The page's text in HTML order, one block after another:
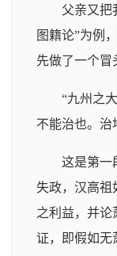
父亲又把
图籍论”为例
先做了一个冒
“九州之
不能治也。
这是第一
失政，汉高祖
之利益，并论
证，即假如无